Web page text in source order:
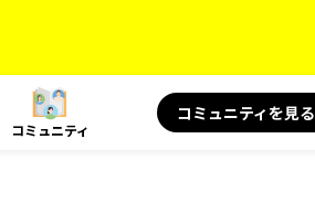
コミュニティ
コミュニティを見る